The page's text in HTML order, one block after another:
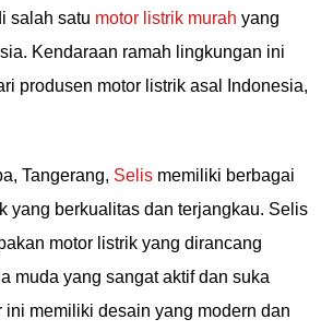
salah satu motor listrik murah yang
Kendaraan ramah lingkungan ini
produsen motor listrik asal Indonesia,
Tangerang, Selis memiliki berbagai
yang berkualitas dan terjangkau. Selis
motor listrik yang dirancang
muda yang sangat aktif dan suka
ini memiliki desain yang modern dan